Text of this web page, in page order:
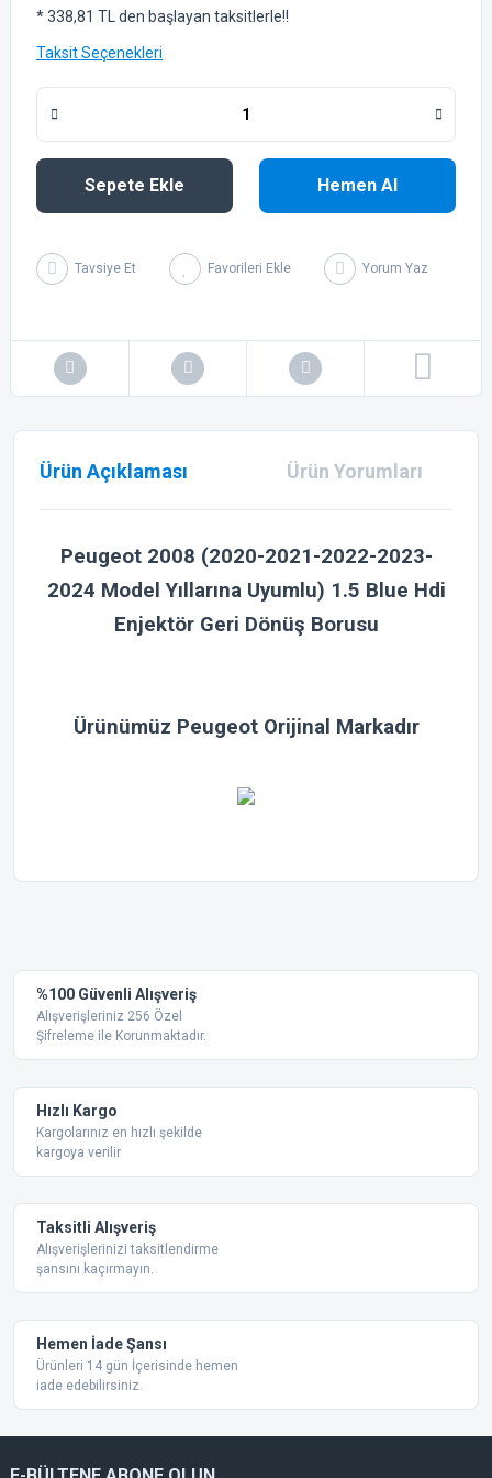
* 338,81 TL den başlayan taksitlerle!!
Taksit Seçenekleri
Sepete Ekle Hemen Al
Tavsiye Et Yorum Yaz
Ürün Açıklaması Ürün Yorumları
Peugeot 2008 (2020-2021-2022-2023-
2024 Model Yıllarına Uyumlu) 1.5 Blue Hdi
Enjektör Geri Dönüş Borusu
Ürünümüz Peugeot Orijinal Markadır
Ürün resmi kalitesiz, bozuk veya görüntülenemiyor.
Ürün açıklamasında eksik bilgiler bulunuyor.
Bu ürüne benzer farklı alternatifler olmalı.
%100 Güvenli Alışveriş
Alışverişleriniz 256 Özel
Şifreleme ile Korunmaktadır.
Hızlı Kargo
Kargolarınız en hızlı şekilde
kargoya verilir
Taksitli Alışveriş
Alışverişlerinizi taksitlendirme
şansını kaçırmayın.
Hemen İade Şansı
Ürünleri 14 gün İçerisinde hemen
iade edebilirsiniz.